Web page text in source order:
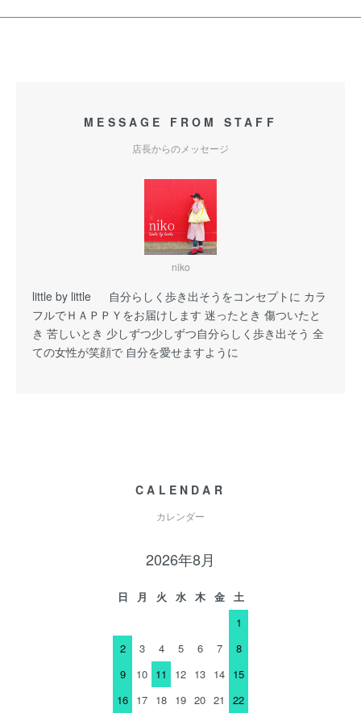
MESSAGE FROM STAFF
店長からのメッセージ
niko
little by little 自分らしく歩き出そうをコンセプトに カラ
フルでＨＡＰＰＹをお届けします 迷ったとき 傷ついたと
き 苦しいとき 少しずつ少しずつ自分らしく歩き出そう 全
ての女性が笑顔で 自分を愛せますように
CALENDAR
カレンダー
2026年8月
日 月 火 水 木 金
土
1
2
3 4 5 6 7
8
9
10 11 12 13 14 15
16 17 18 19 20 21
22